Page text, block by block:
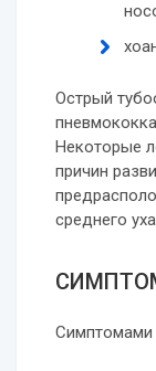
Острый
Некоторые
причин
среднего
Симптомами